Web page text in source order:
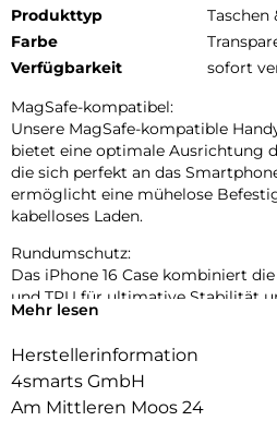
Produkttyp
Taschen
Farbe
Verfügbarkeit
sofort
MagSafe-kompatibel:
Unsere MagSafe-kompatible
bietet eine optimale Ausrichtung
die sich perfekt an das
ermöglicht eine mühelose
kabelloses Laden.
Rundumschutz:
Das iPhone 16 Case kombiniert
und TPU für ultimative Stabilität
Polycarbonat verleiht der Hülle
Fähigkeit besitzt, Stöße effektiv zu
Handy vor versehentlichen Stürzen
Mehr lesen
Herstellerinformation
4smarts GmbH
Am Mittleren Moos 24